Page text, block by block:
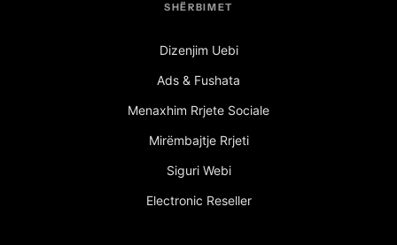
SHËRBIMET
Dizenjim Uebi
Ads & Fushata
Menaxhim Rrjete Sociale
Mirëmbajtje Rrjeti
Siguri Webi
Electronic Reseller